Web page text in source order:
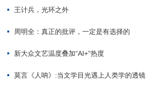
王计兵，光环之外
周明全：真正的批评，一定是有选择的
新大众文艺温度叠加“AI+”热度
莫言《人呐》:当文学目光遇上人类学的透镜